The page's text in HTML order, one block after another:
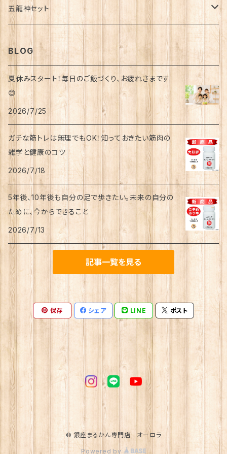
うつ・パニック
冷え
飛蚊症
不眠
五龍神セット
金龍セット
赤龍セット
白龍セット
BLOG
夏休みスタート！毎日のご飯づくり、お疲れさまです
😊
2026/7/25
ガチな筋トレは無理でもOK！知っておきたい筋肉の
雑学と健康のコツ
2026/7/18
5年後、10年後も自分の足で歩きたい。未来の自分の
ために、今からできること
2026/7/13
記事一覧を見る
保存 シェア LINE ポスト
© 銀座まるかん専門店 オーロラ
Powered by